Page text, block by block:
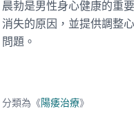
晨勃是男性身心健康的重
消失的原因，並提供調整
問題。
分類為《 陽痿治療》